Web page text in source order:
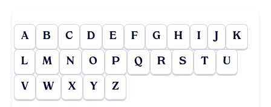
A B C D E F G H I J K
L M N O P Q R S T U
V W X Y Z